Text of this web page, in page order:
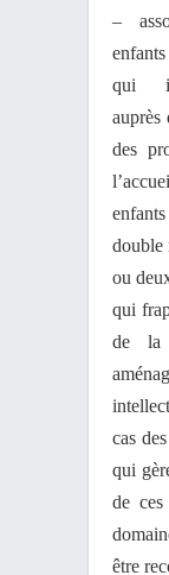
–
qui
auprès
des
double
ou
qui
de la
cas
qui
de
être